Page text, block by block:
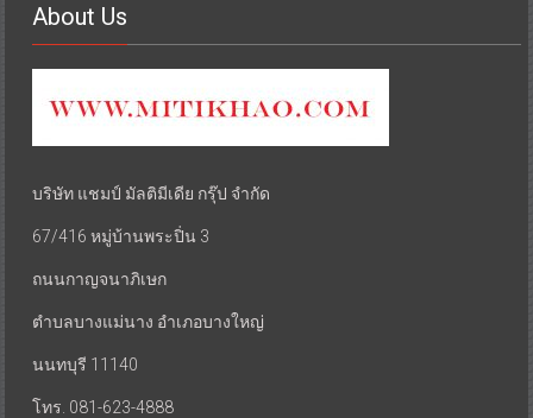
About Us
บริษัท แชมป์ มัลติมีเดีย กรุ๊ป จำกัด
67/416 หมู่บ้านพระปิ่น 3
ถนนกาญจนาภิเษก
ตำบลบางแม่นาง อำเภอบางใหญ่
นนทบุรี 11140
โทร. 081-623-4888